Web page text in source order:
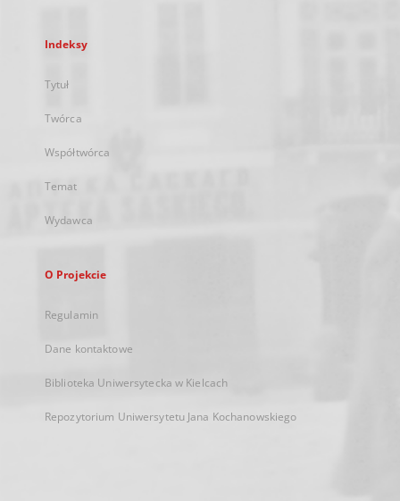
Indeksy
Tytuł
Twórca
Współtwórca
Temat
Wydawca
O Projekcie
Regulamin
Dane kontaktowe
Biblioteka Uniwersytecka w Kielcach
Repozytorium Uniwersytetu Jana Kochanowskiego